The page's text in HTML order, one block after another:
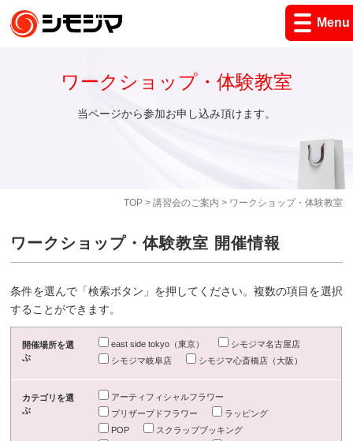
Menu
TOP> 講習会のご案内 > ワークショップ・体験教室
ワークショップ・体験教室
当ページから参加お申し込み頂けます。
ワークショップ・体験教室 開催情報
条件を選んで「検索ボタン」を押してください。複数の項目を選択
することができます。
開催場所を選
ぶ
east side tokyo（東京）
シモジマ名古屋店
シモジマ岐阜店
シモジマ心斎橋店（大阪）
カテゴリを選
ぶ
アーティフィシャルフラワー
プリザーブドフラワー
ラッピング
POP
スクラップブッキング